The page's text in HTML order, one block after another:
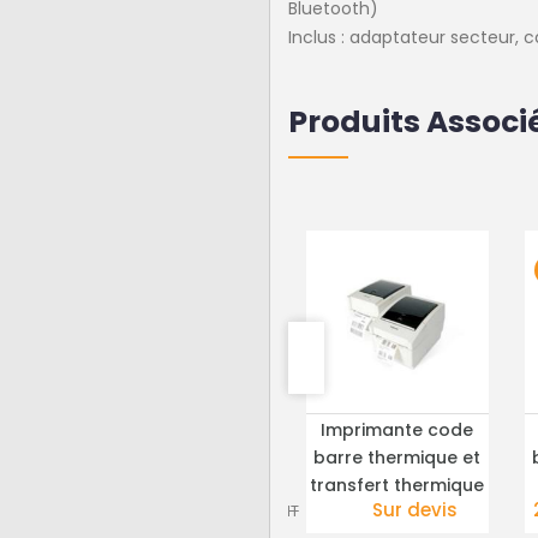
Bluetooth)
Inclus : adaptateur secteur,
Produits
PLUS DE DÉTAILS
Imprimante code
barre thermique lp
2824
reconditionnée
202.50 € HT185.00 € HT